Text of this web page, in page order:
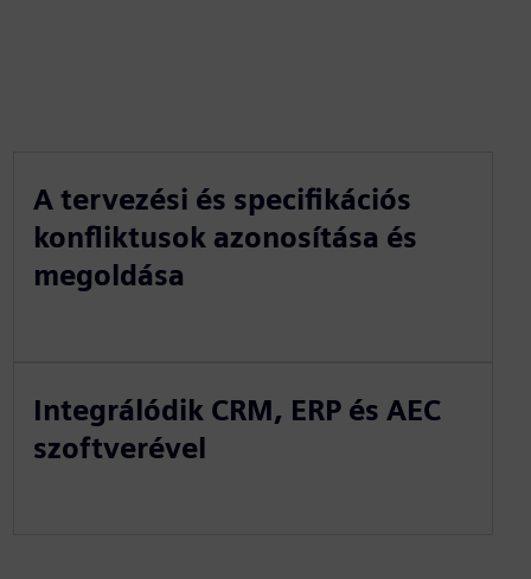
A tervezési és specifikációs
konfliktusok azonosítása és
megoldása
Integrálódik CRM, ERP és AEC
szoftverével